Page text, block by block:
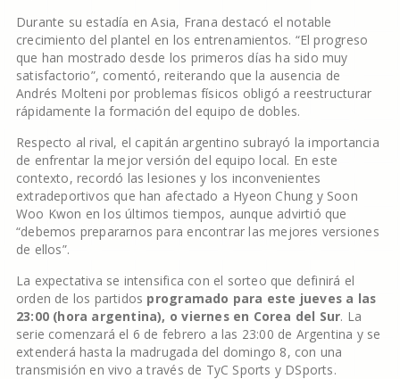
Durante su estadía en Asia, Frana destacó el notable
crecimiento del plantel en los entrenamientos. “El progreso
que han mostrado desde los primeros días ha sido muy
satisfactorio”, comentó, reiterando que la ausencia de
Andrés Molteni por problemas físicos obligó a reestructurar
rápidamente la formación del equipo de dobles.
Respecto al rival, el capitán argentino subrayó la importancia
de enfrentar la mejor versión del equipo local. En este
contexto, recordó las lesiones y los inconvenientes
extradeportivos que han afectado a Hyeon Chung y Soon
Woo Kwon en los últimos tiempos, aunque advirtió que
“debemos prepararnos para encontrar las mejores versiones
de ellos”.
La expectativa se intensifica con el sorteo que definirá el
orden de los partidos programado para este jueves a las
23:00 (hora argentina), o viernes en Corea del Sur. La
serie comenzará el 6 de febrero a las 23:00 de Argentina y se
extenderá hasta la madrugada del domingo 8, con una
transmisión en vivo a través de TyC Sports y DSports.